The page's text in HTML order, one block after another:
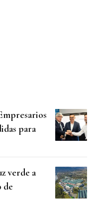
para
verde a
de